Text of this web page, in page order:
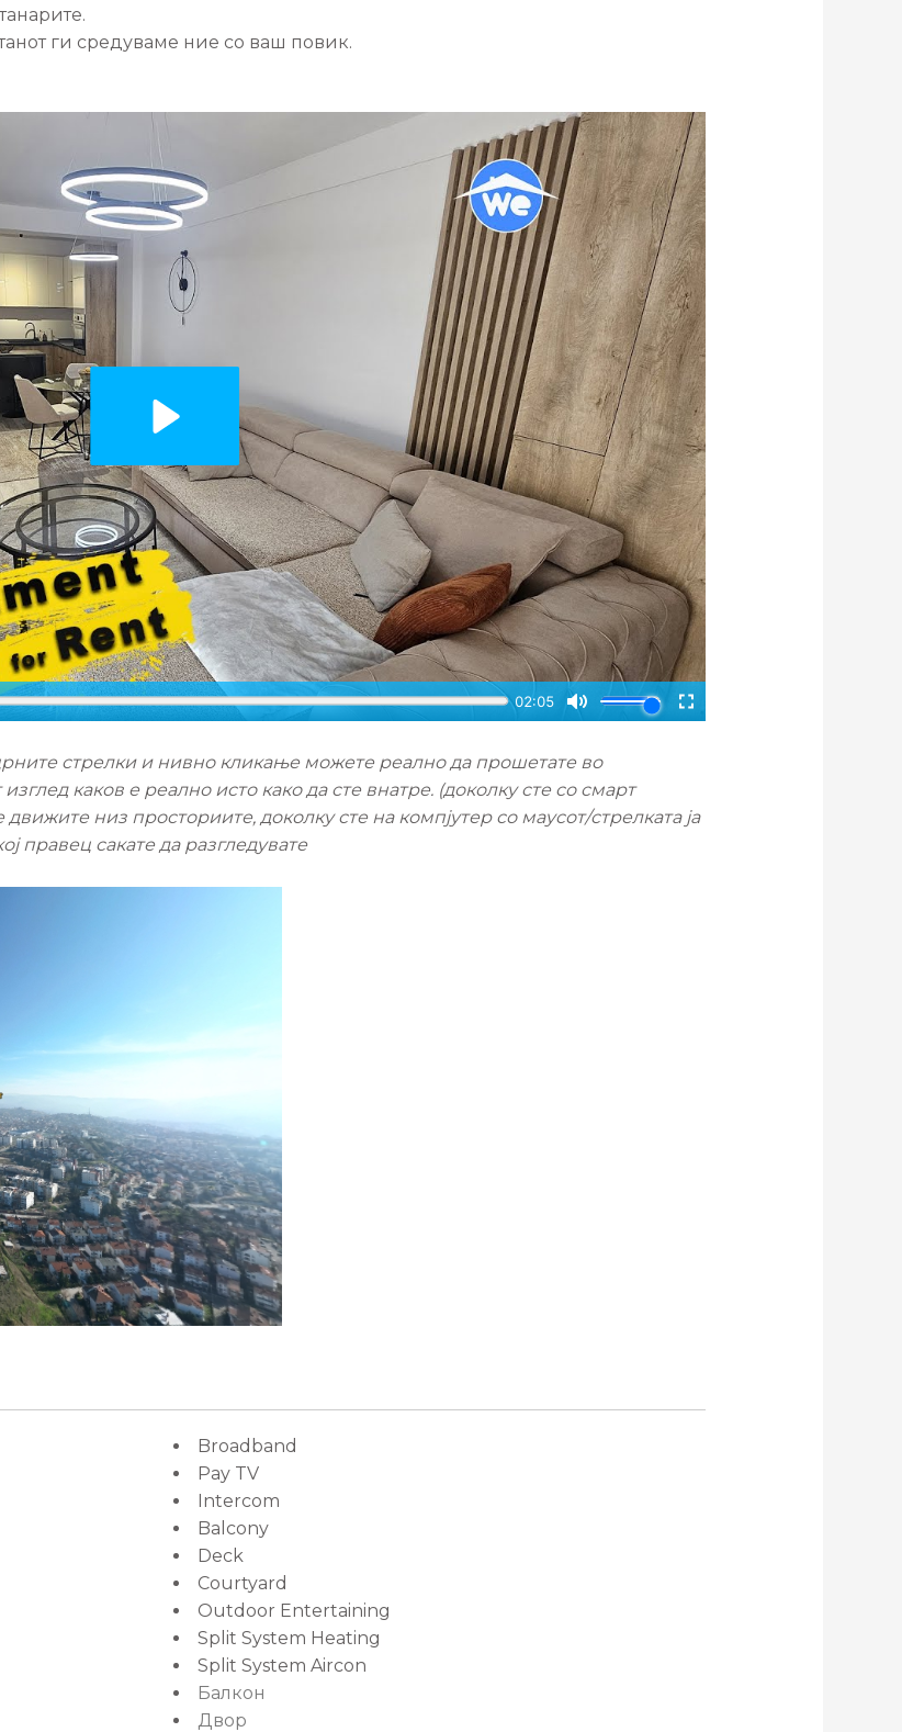
ги средуваме ние со ваш повик.
стрелки и нивно кликање можете реално да прошетате во
каков е реално исто како да сте внатре. (доколку сте со смарт
низ просториите, доколку сте на компјутер со маусот/стрелката ја
правец сакате да разгледувате
Broadband
Pay TV
Intercom
Balcony
Deck
Courtyard
Outdoor Entertaining
Split System Heating
Split System Aircon
Балкон
Двор